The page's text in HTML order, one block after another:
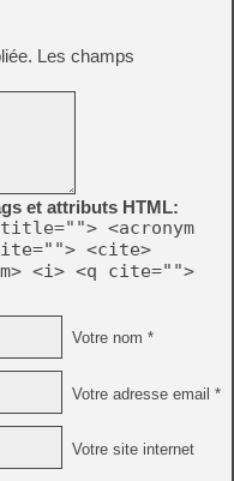
Les champs
et attributs HTML:
<acronym
<cite>
<i> <q cite="">
Votre nom *
Votre adresse email *
Votre site internet